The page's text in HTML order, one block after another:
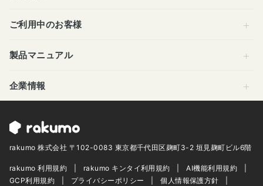
ご利用中のお客様
製品マニュアル
企業情報
rakumo 株式会社 〒102-0083 東京都千代田区麹町3-2 垣見麹町ビル6階
rakumo 利用規約 rakumo キンタイ利用規約
AI機能利用規約
GCP利用規約
プライバシーポリシー 個人情報保護方針